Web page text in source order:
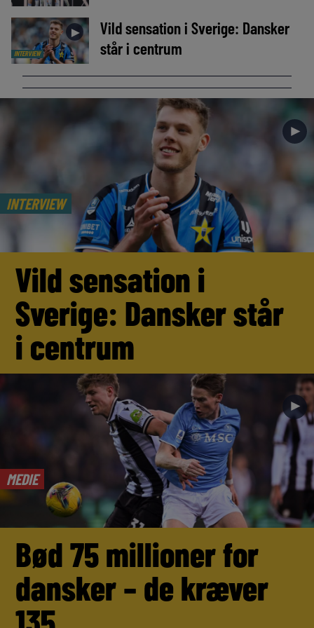
INTERVIEW
►
Vild sensation i Sverige: Dansker
står i centrum
INTERVIEW
►
Vild sensation i
Sverige: Dansker står
i centrum
MEDIE
►
Bød 75 millioner for
dansker – de kræver